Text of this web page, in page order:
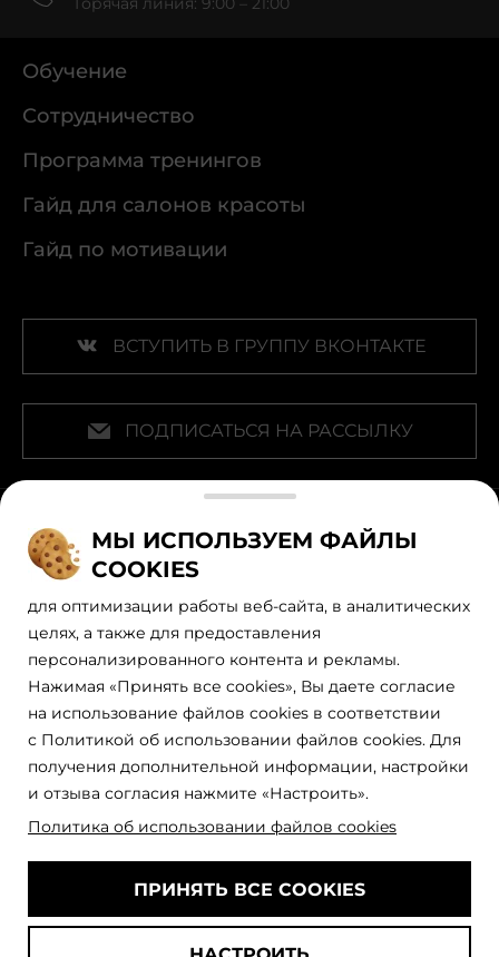
Обучение
Сотрудничество
Программа тренингов
Гайд для салонов красоты
Гайд по мотивации
ВСТУПИТЬ В ГРУППУ ВКОНТАКТЕ
ПОДПИСАТЬСЯ НА РАССЫЛКУ
Наши официальные партнеры
Политика обработки персональных данных
Правила пользования сайтом
АО Л’Ореаль; ИНН 7726059896; Юр. адрес: 125047, г. Москва,
[email protected]
На информационном ресурсе применяются рекомендательные
технологии (информационные технологии предоставления
МЫ ИСПОЛЬЗУЕМ ФАЙЛЫ
COOKIES
для оптимизации работы веб-сайта, в аналитических
целях, а также для предоставления
персонализированного контента и рекламы.
Нажимая «Принять все cookies», Вы даете согласие
на использование файлов cookies в соответствии
с Политикой об использовании файлов cookies. Для
получения дополнительной информации, настройки
и отзыва согласия нажмите «Настроить».
Политика об использовании файлов cookies
ПРИНЯТЬ ВСЕ COOKIES